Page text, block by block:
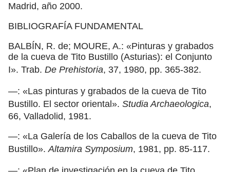
Madrid, año 2000.
BIBLIOGRAFÍA FUNDAMENTAL
BALBÍN, R. de; MOURE, A.: «Pinturas y grabados
de la cueva de Tito Bustillo (Asturias): el Conjunto
I». Trab. De Prehistoria, 37, 1980, pp. 365-382.
—: «Las pinturas y grabados de la cueva de Tito
Bustillo. El sector oriental». Studia Archaeologica,
66, Valladolid, 1981.
—: «La Galería de los Caballos de la cueva de Tito
Bustillo». Altamira Symposium, 1981, pp. 85-117.